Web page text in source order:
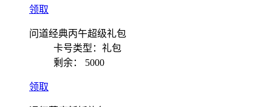
领取
问道经典丙午超级礼包
卡号类型：礼包
剩余：
5000
领取